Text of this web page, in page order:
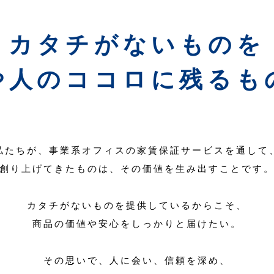
カタチがないものを
人のココロに残るも
たちが、事業系オフィスの家賃保証サービスを通して
創り上げてきたものは、その価値を生み出すことです。
カタチがないものを提供しているからこそ、
商品の価値や安心をしっかりと届けたい。
その思いで、人に会い、信頼を深め、